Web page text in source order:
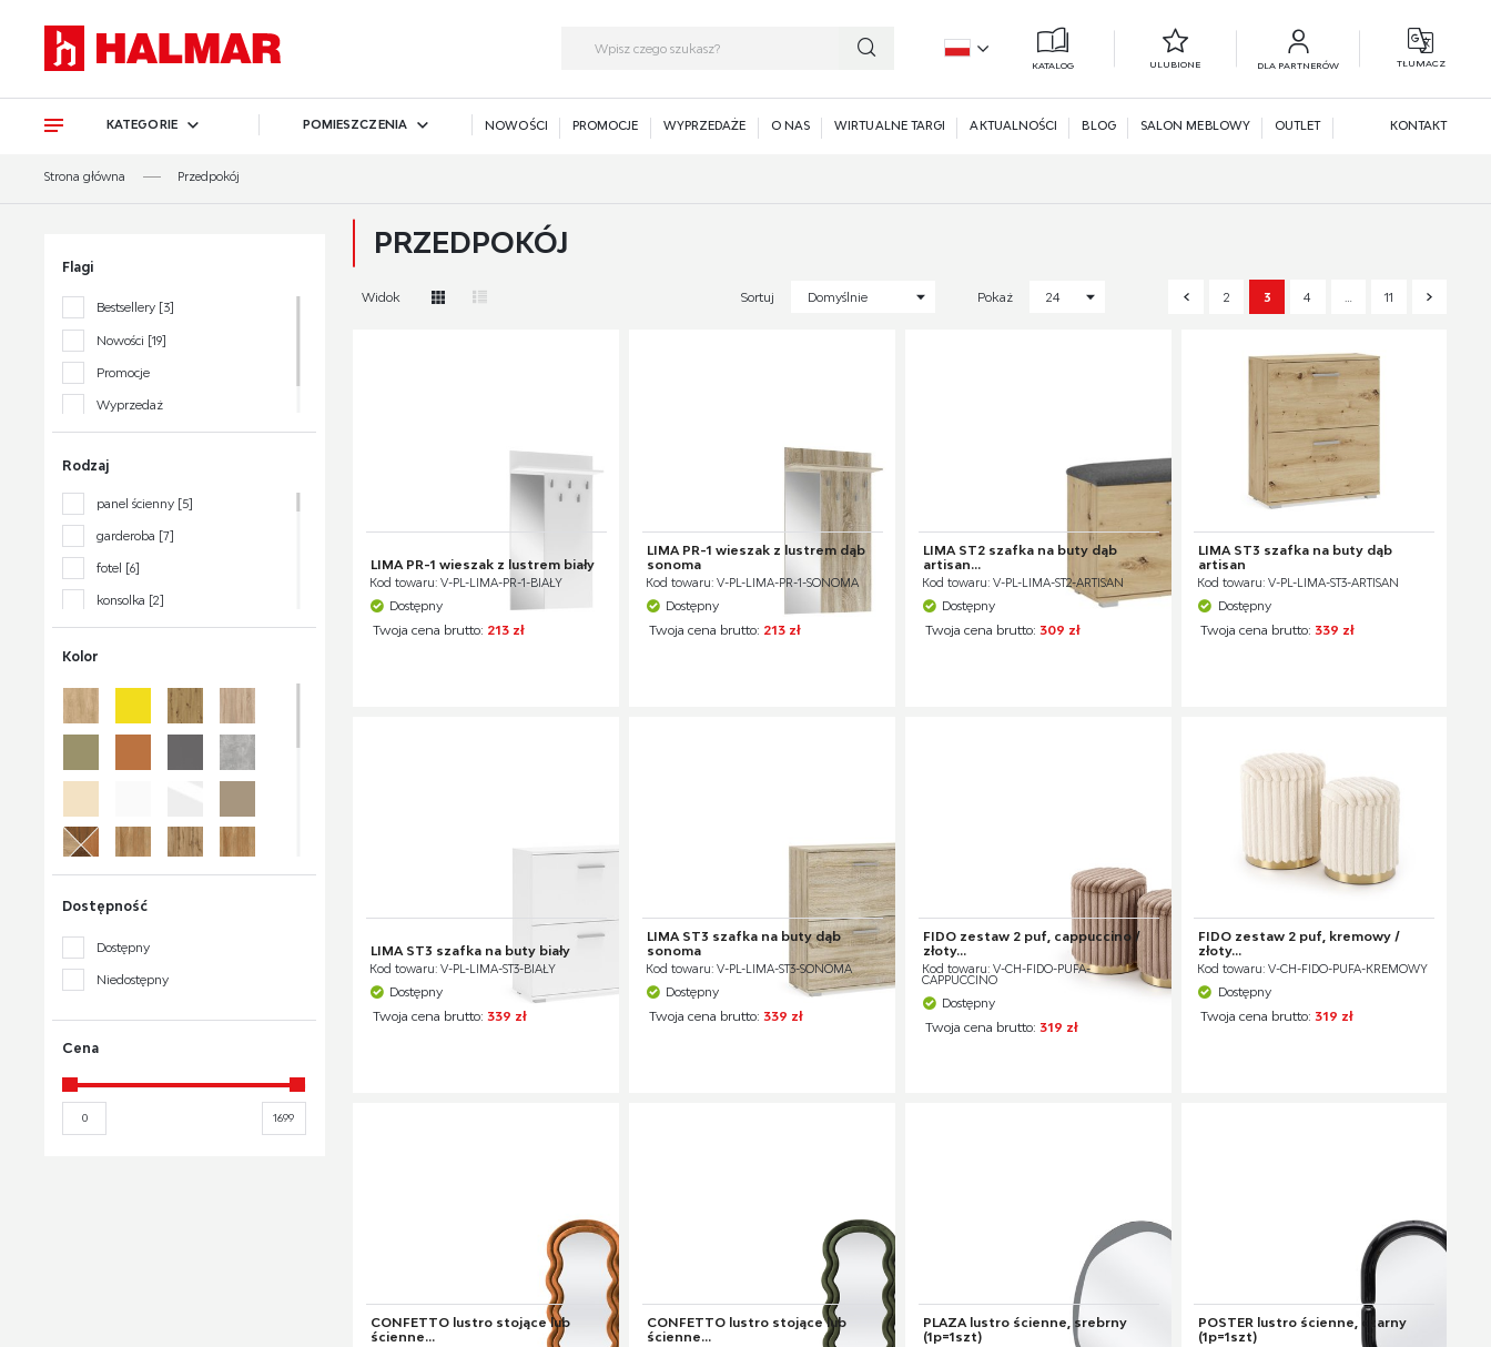
KATALOG ULUBIONE DLA PARTNERÓW TŁUMACZ
KATEGORIE POMIESZCZENIA NOWOŚCI PROMOCJE WYPRZEDAŻE O NAS WIRTUALNE TARGI AKTUALNOŚCI BLOG SALON MEBLOWY OUTLET KONTAKT
Strona główna Przedpokój
Flagi
Bestsellery [3]
Nowości [19]
Promocje
Wyprzedaż
Polecane[2]
Rodzaj
panel ścienny [5]
garderoba [7]
fotel [6]
konsolka [2]
komoda[17]
stelaż[3]
stojak na buty[10]
szafka na buty
korpus dolny
korpus górny[9]
toaletka
wieszak ubraniowy[40]
Kolor
Dostępność
Dostępny
Niedostępny
Cena
PRZEDPOKÓJ
Widok Sortuj Domyślnie Pokaż 24 2 3 4 11
LIMA PR-1 wieszak z lustrem biały
Kod towaru: V-PL-LIMA-PR-1-BIAŁY
Dostępny
Twoja cena brutto: 213 zł
LIMA PR-1 wieszak z lustrem dąb
sonoma
Kod towaru: V-PL-LIMA-PR-1-SONOMA
Dostępny
Twoja cena brutto: 213 zł
LIMA ST2 szafka na buty dąb
artisan...
Kod towaru: V-PL-LIMA-ST2-ARTISAN
Dostępny
Twoja cena brutto: 309 zł
LIMA ST3 szafka na buty dąb
artisan
Kod towaru: V-PL-LIMA-ST3-ARTISAN
Dostępny
Twoja cena brutto: 339 zł
LIMA ST3 szafka na buty biały
Kod towaru: V-PL-LIMA-ST3-BIAŁY
Dostępny
Twoja cena brutto: 339 zł
LIMA ST3 szafka na buty dąb
sonoma
Kod towaru: V-PL-LIMA-ST3-SONOMA
Dostępny
Twoja cena brutto: 339 zł
FIDO zestaw 2 puf, cappuccino /
złoty...
Kod towaru: V-CH-FIDO-PUFA-
CAPPUCCINO
Dostępny
Twoja cena brutto: 319 zł
FIDO zestaw 2 puf, kremowy /
złoty...
Kod towaru: V-CH-FIDO-PUFA-KREMOWY
Dostępny
Twoja cena brutto:319 zł
CONFETTO lustro stojące lub
ścienne...
CONFETTO lustro stojące lub
ścienne...
PLAZA lustro ścienne, srebrny
(1p=1szt)
POSTER lustro ścienne, czarny
(1p=1szt)